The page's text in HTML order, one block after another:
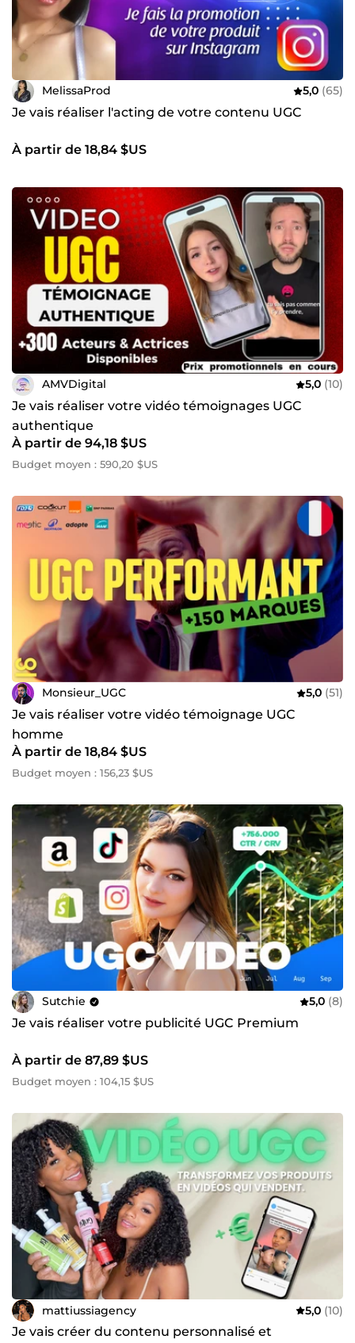
MelissaProd 5,0 (65)
Je vais réaliser l'acting de votre contenu UGC
À partir de 18,84 $US
AMVDigital 5,0 (10)
Je vais réaliser votre vidéo témoignages UGC
authentique
À partir de 94,18 $US
Budget moyen : 590,20 $US
Monsieur_UGC 5,0 (51)
Je vais réaliser votre vidéo témoignage UGC
homme
À partir de 18,84 $US
Budget moyen : 156,23 $US
Sutchie 5,0 (8)
Je vais réaliser votre publicité UGC Premium
À partir de 87,89 $US
Budget moyen : 104,15 $US
mattiussiagency 5,0 (10)
Je vais créer du contenu personnalisé et